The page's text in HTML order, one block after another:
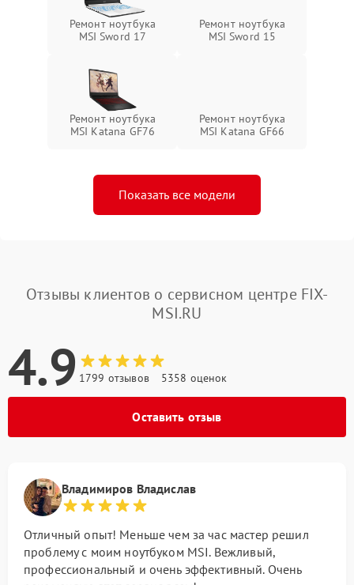
Ремонт ноутбука
MSI Sword 17
Ремонт ноутбука
MSI Sword 15
Ремонт ноутбука
MSI Katana GF76
Ремонт ноутбука
MSI Katana GF66
Показать все модели
Отзывы клиентов о сервисном центре FIX-
MSI.RU
4.9 1799 отзывов 5358 оценок
Оставить отзыв
Владимиров Владислав
Отличный опыт! Меньше чем за час мастер решил
проблему с моим ноутбуком MSI. Вежливый,
профессиональный и очень эффективный. Очень